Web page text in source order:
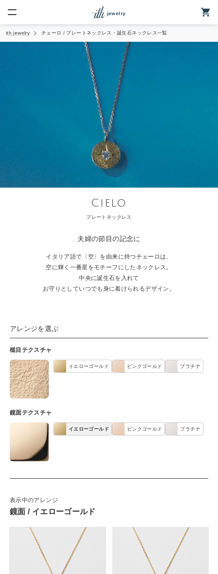
jewelry
トップ
ものジュエリー
トップ
リング
ith jewelry チェーロ / プレートネックレス・誕生石ネックレス一覧
Cielo
プレートネックレス
夫婦の節目の記念に
イタリア語で〈空〉を由来に持つチェーロは、
空に輝く一番星をモチーフにしたネックレス。
中央に誕生石を入れて
お守りとしていつでも身に着けられるデザイン。
アレンジを選ぶ
槌目テクスチャ
イエローゴールド ピンクゴールド プラチナ
鏡面テクスチャ
イエローゴールド ピンクゴールド プラチナ
表示中のアレンジ
鏡面 / イエローゴールド